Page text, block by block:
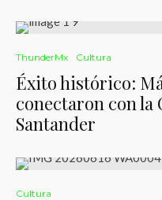
ThunderMx Cultura
Éxito histórico:
conectaron con la
Santander
Cultura